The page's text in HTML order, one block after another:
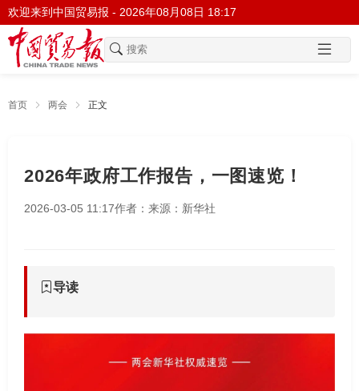
欢迎来到中国贸易报 - 2026年08月08日 18:17
首页 两会 正文
2026年政府工作报告，一图速览！
2026-03-05 11:17作者： 来源：新华社
导读